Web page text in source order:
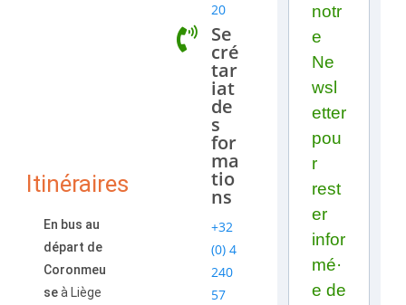
Itinéraires
En bus au
départ de
Coronmeu
seà Liège
20
Se
cré
tar
iat
de
s
for
ma
tio
ns
+32
(0) 4
240
57
notr
e
Ne
wsl
etter
pou
r
rest
er
infor
mé·
e de